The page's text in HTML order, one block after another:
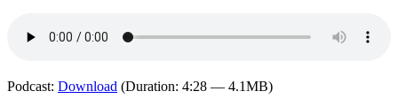
Podcast: Download (Duration: 4:28 — 4.1MB)